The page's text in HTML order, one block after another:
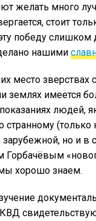
желать много
стоит
победу
нашими
место зверствах
землях имеется
(только
но и в
Горбачёвым
хорошо знаем.